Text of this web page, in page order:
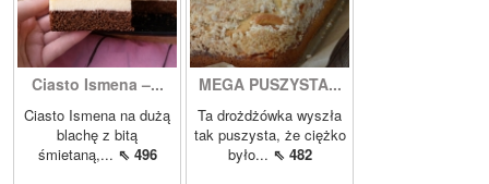
Ciasto Ismena –...
Ciasto Ismena na dużą
blachę z bitą
śmietaną,... ⇖ 496
MEGA PUSZYSTA...
Ta drożdżówka wyszła
tak puszysta, że ciężko
było... ⇖ 482